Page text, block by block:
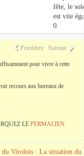
fête, le
est vite
0.
Précédent Suivant
pour vivre à cette
recours aux bureaux de
LE PERMALIEN.
du Virolois : La situation du